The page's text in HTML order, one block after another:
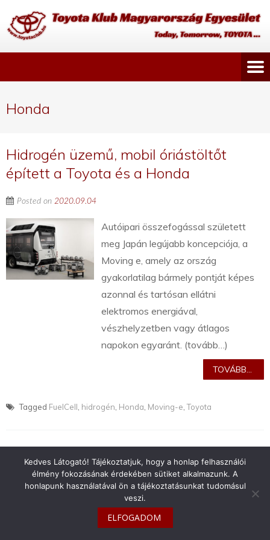
Honda
Hidrogén üzemű, mobil óriástöltőt
épített a Toyota és a Honda
Posted on 2020.09.04
Autóipari összefogással született
meg Japán legújabb koncepciója, a
Moving e, amely az ország
gyakorlatilag bármely pontját képes
azonnal és tartósan ellátni
elektromos energiával,
vészhelyzetben vagy átlagos
napokon egyaránt. (tovább…)
TOVÁBB...
Tagged FuelCell hidrogén Honda Moving-e ,Toyota
info@toyotaclub.hu
Toyota Klub Magyarország
Kedves Látogató! Tájékoztatjuk, hogy a honlap felhasználói
élmény fokozásának érdekében sütiket alkalmazunk. A
honlapunk használatával ön a tájékoztatásunkat tudomásul
veszi.
ELFOGADOM